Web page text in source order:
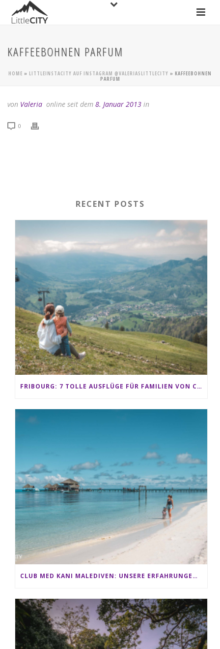
KAFFEEBOHNEN PARFUM
HOME » LITTLEINSTACITY AUF INSTAGRAM @VALERIASLITTLECITY » KAFFEEBOHNEN
PARFUM
von Valeria online seit dem 8. Januar 2013 in
0
RECENT POSTS
FRIBOURG: 7 TOLLE AUSFLÜGE FÜR FAMILIEN VON CHARMEY BIS LES PACCOTS
CLUB MED KANI MALEDIVEN: UNSERE ERFAHRUNGEN IM ALL-INCLUSIVE PARADIES